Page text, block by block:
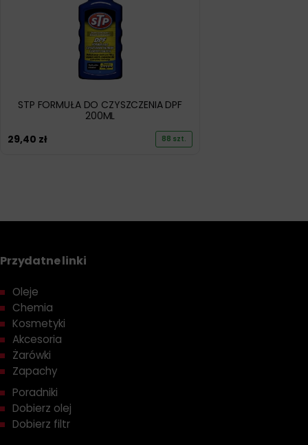
STP FORMUŁA DO CZYSZCZENIA DPF
200ML
29,40 zł 88 szt.
Przydatne linki
Oleje
Chemia
Kosmetyki
Akcesoria
Żarówki
Zapachy
Poradniki
Dobierz olej
Dobierz filtr